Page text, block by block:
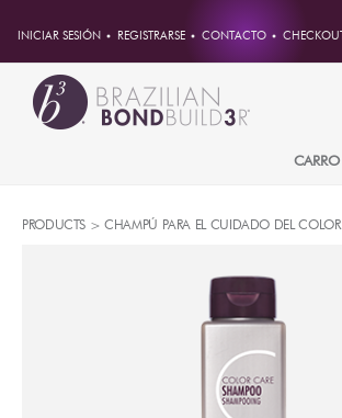
INICIAR SESIÓN REGISTRARSE CONTACTO CHECKOUT
INFORMACION DE CUENTA
CARRO
PRODUCTS >CHAMPÚ PARA EL CUIDADO DEL COLOR